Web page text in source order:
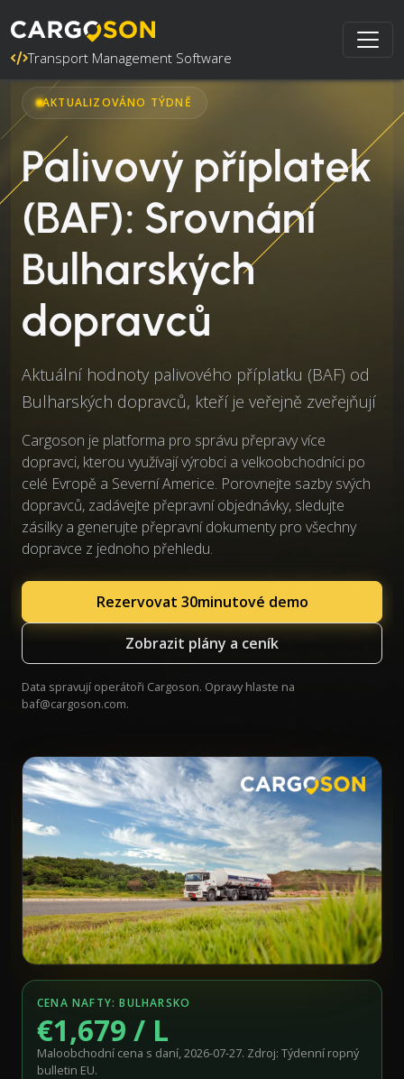
Transport Management Software
AKTUALIZOVÁNO TÝDNĚ
Palivový příplatek
(BAF): Srovnání
Bulharských
dopravců
Aktuální hodnoty palivového příplatku (BAF) od
Bulharských dopravců, kteří je veřejně zveřejňují
Cargoson je platforma pro správu přepravy více
dopravci, kterou využívají výrobci a velkoobchodníci po
celé Evropě a Severní Americe. Porovnejte sazby svých
dopravců, zadávejte přepravní objednávky, sledujte
zásilky a generujte přepravní dokumenty pro všechny
dopravce z jednoho přehledu.
Rezervovat 30minutové demo
Zobrazit plány a ceník
Data spravují operátoři Cargoson. Opravy hlaste na
baf@cargoson.com.
CENA NAFTY: BULHARSKO
€1,679 / L
Maloobchodní cena s daní, 2026-07-27. Zdroj: Týdenní ropný
bulletin EU.